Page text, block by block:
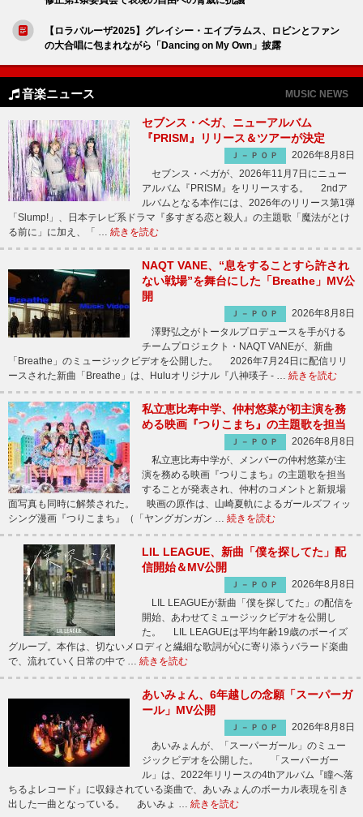
【ロラパルーザ2025】グレイシー・エイブラムス、ロビンとファン
の大合唱に包まれながら「Dancing on My Own」披露
音楽ニュース MUSIC NEWS
セブンス・ベガ、ニューアルバム
『PRISM』リリース＆ツアーが決定
Ｊ－ＰＯＰ
2026年8月8日
セブンス・ベガが、2026年11月7日にニュー
アルバム『PRISM』をリリースする。 2ndア
ルバムとなる本作には、2026年のリリース第1弾
「Slump!」、日本テレビ系ドラマ『多すぎる恋と殺人』の主題歌「魔法がとけ
る前に」に加え、「 … 続きを読む
NAQT VANE、“息をすることすら許され
ない戦場”を舞台にした「Breathe」MV公
開
Ｊ－ＰＯＰ
2026年8月8日
澤野弘之がトータルプロデュースを手がける
チームプロジェクト・NAQT VANEが、新曲
「Breathe」のミュージックビデオを公開した。 2026年7月24日に配信リリ
ースされた新曲「Breathe」は、Huluオリジナル『八神瑛子 - … 続きを読む
私立恵比寿中学、仲村悠菜が初主演を務
める映画『つりこまち』の主題歌を担当
Ｊ－ＰＯＰ
2026年8月8日
私立恵比寿中学が、メンバーの仲村悠菜が主
演を務める映画『つりこまち』の主題歌を担当
することが発表され、仲村のコメントと新規場
面写真も同時に解禁された。 映画の原作は、山崎夏軌によるガールズフィッ
シング漫画『つりこまち』（「ヤングガンガン … 続きを読む
LIL LEAGUE、新曲「僕を探してた」配
信開始＆MV公開
Ｊ－ＰＯＰ
2026年8月8日
LIL LEAGUEが新曲「僕を探してた」の配信を
開始、あわせてミュージックビデオを公開し
た。 LIL LEAGUEは平均年齢19歳のボーイズ
グループ。本作は、切ないメロディと繊細な歌詞が心に寄り添うバラード楽曲
で、流れていく日常の中で … 続きを読む
あいみょん、6年越しの念願「スーパーガ
ール」MV公開
Ｊ－ＰＯＰ
2026年8月8日
あいみょんが、「スーパーガール」のミュー
ジックビデオを公開した。 「スーパーガー
ル」は、2022年リリースの4thアルバム『瞳へ落
ちるよレコード』に収録されている楽曲で、あいみょんのボーカル表現を引き
出した一曲となっている。 あいみょ … 続きを読む